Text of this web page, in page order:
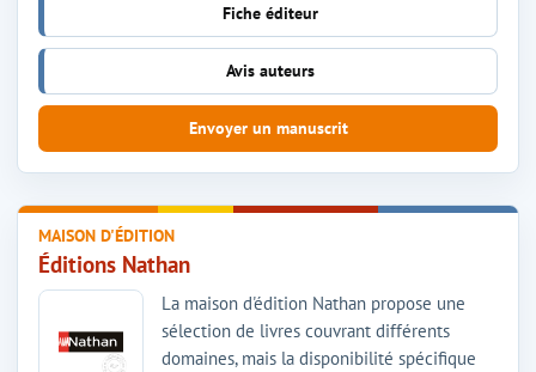
Fiche éditeur
Avis auteurs
Envoyer un manuscrit
MAISON D'ÉDITION
Éditions Nathan
La maison d'édition Nathan propose une
sélection de livres couvrant différents
domaines, mais la disponibilité spécifique